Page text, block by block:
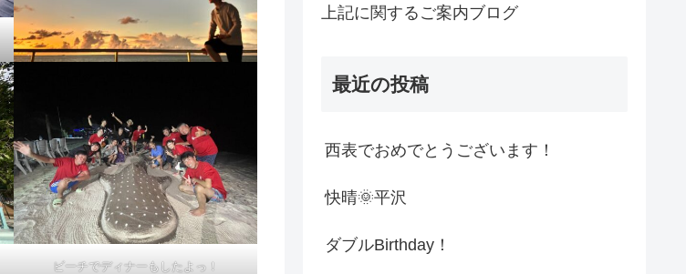
ビーチでディナーもしたよっ！
上記に関するご案内ブログ
最近の投稿
西表でおめでとうございます！
快晴🌞平沢
ダブルBirthday！